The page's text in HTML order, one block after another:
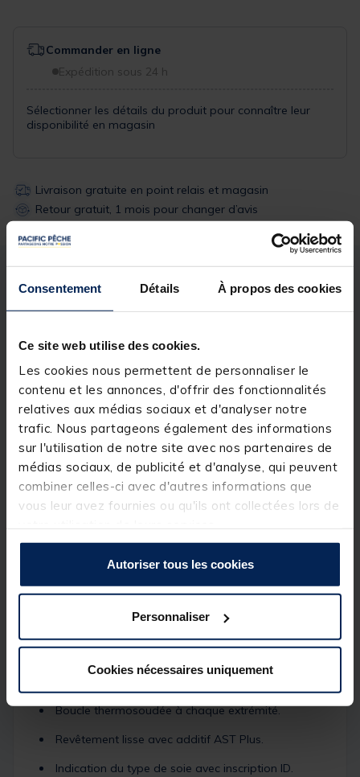
Consentement Détails À propos des cookies
Ce site web utilise des cookies.
Les cookies nous permettent de personnaliser le
contenu et les annonces, d'offrir des fonctionnalités
relatives aux médias sociaux et d'analyser notre
trafic. Nous partageons également des informations
sur l'utilisation de notre site avec nos partenaires de
médias sociaux, de publicité et d'analyse, qui peuvent
combiner celles-ci avec d'autres informations que
vous leur avez fournies ou qu'ils ont collectées lors de
Autoriser tous les cookies
Personnaliser
Cookies nécessaires uniquement
Commander en ligne
Expédition sous 24 h
Sélectionner les détails du produit pour connaître leur
disponibilité en magasin
Livraison gratuite en point relais et magasin
Retour gratuit, 1 mois pour changer d’avis
Description Spécifications
Description & détails
Description
La soie flottante à pointe plongeante
Orvis Bank
Shot Sink Tipest faite pour faciliter les lancers
depuis les berges et permettre de réaliser des
lancers roulés efficaces même avec peu de longueur
(single spey). Essentiellement dédiée à la pêche avec
des streamers, cette soie à pointe plongeante
permets de présenter des mouches en profondeur
dans les fosses et dans les courants vifs.
Facilite les lancers sans dégagement en arrière.
Fuseau décentré compact.
Pointe plongeante S5 (immersion : 12,5 cm/s) de
Boucle thermosoudée à chaque extrémité.
Revêtement lisse avec additif AST Plus.
Indication du type de soie avec inscription ID.